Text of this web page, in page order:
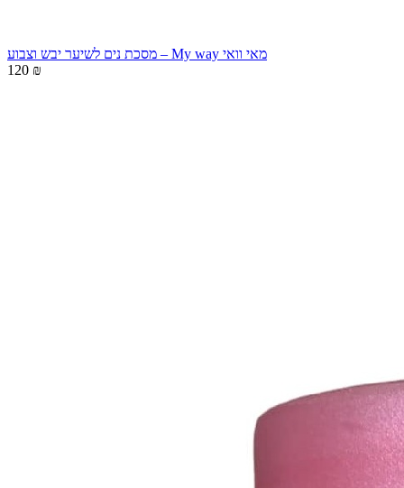
מסכת נים לשיער יבש וצבוע – My way מאי וואי
120 ₪